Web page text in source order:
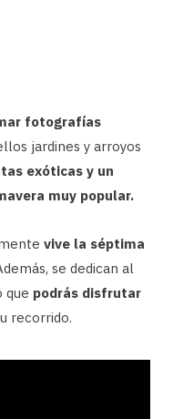
fotografías
jardines y arroyos
exóticas y un
muy popular.
vive la séptima
se dedican al
que podrás disfrutar
recorrido.